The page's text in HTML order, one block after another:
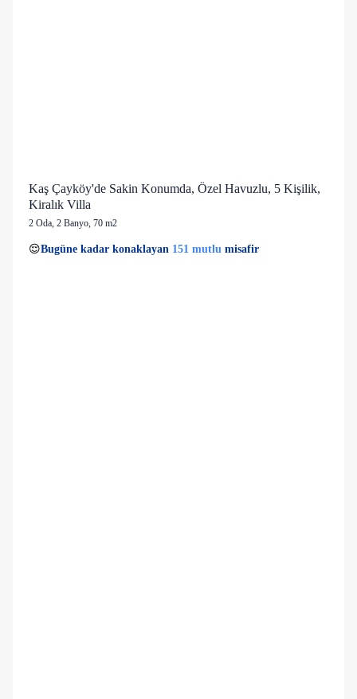
Kaş Çayköy'de Sakin Konumda, Özel Havuzlu, 5 Kişilik,
Kiralık Villa
2 Oda, 2 Banyo, 70 m2
👀Son 1 saatte44 kişigörüntüledi